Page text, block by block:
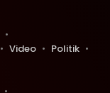
Video
Politik